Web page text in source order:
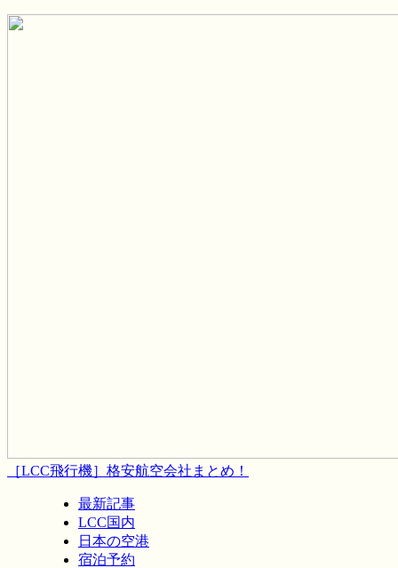
［LCC飛行機］格安航空会社まとめ！
最新記事
LCC国内
日本の空港
宿泊予約